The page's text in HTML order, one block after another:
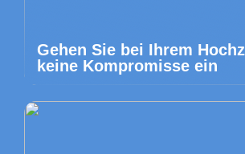
Gehen Sie bei Ihrem
keine Kompromisse ein